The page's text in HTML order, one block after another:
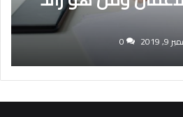
2019
0